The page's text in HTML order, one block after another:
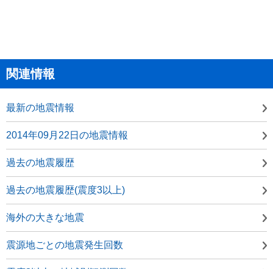
関連情報
最新の地震情報
2014年09月22日の地震情報
過去の地震履歴
過去の地震履歴(震度3以上)
海外の大きな地震
震源地ごとの地震発生回数